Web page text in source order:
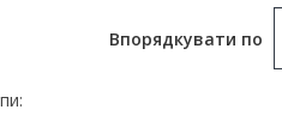
Впорядкувати по